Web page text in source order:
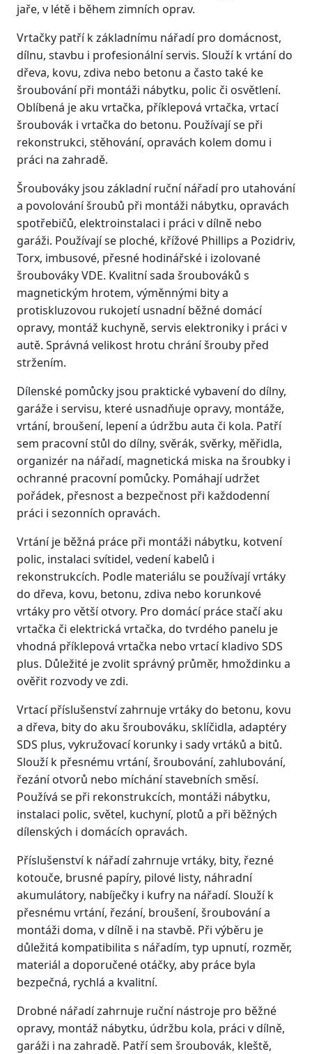
jaře, v létě i během zimních oprav.
Vrtačky patří k základnímu nářadí pro domácnost,
dílnu, stavbu i profesionální servis. Slouží k vrtání do
dřeva, kovu, zdiva nebo betonu a často také ke
šroubování při montáži nábytku, polic či osvětlení.
Oblíbená je aku vrtačka, příklepová vrtačka, vrtací
šroubovák i vrtačka do betonu. Používají se při
rekonstrukci, stěhování, opravách kolem domu i
práci na zahradě.
Šroubováky jsou základní ruční nářadí pro utahování
a povolování šroubů při montáži nábytku, opravách
spotřebičů, elektroinstalaci i práci v dílně nebo
garáži. Používají se ploché, křížové Phillips a Pozidriv,
Torx, imbusové, přesné hodinářské i izolované
šroubováky VDE. Kvalitní sada šroubováků s
magnetickým hrotem, výměnnými bity a
protiskluzovou rukojetí usnadní běžné domácí
opravy, montáž kuchyně, servis elektroniky i práci v
autě. Správná velikost hrotu chrání šrouby před
stržením.
Dílenské pomůcky jsou praktické vybavení do dílny,
garáže i servisu, které usnadňuje opravy, montáže,
vrtání, broušení, lepení a údržbu auta či kola. Patří
sem pracovní stůl do dílny, svěrák, svěrky, měřidla,
organizér na nářadí, magnetická miska na šroubky i
ochranné pracovní pomůcky. Pomáhají udržet
pořádek, přesnost a bezpečnost při každodenní
práci i sezonních opravách.
Vrtání je běžná práce při montáži nábytku, kotvení
polic, instalaci svítidel, vedení kabelů i
rekonstrukcích. Podle materiálu se používají vrtáky
do dřeva, kovu, betonu, zdiva nebo korunkové
vrtáky pro větší otvory. Pro domácí práce stačí aku
vrtačka či elektrická vrtačka, do tvrdého panelu je
vhodná příklepová vrtačka nebo vrtací kladivo SDS
plus. Důležité je zvolit správný průměr, hmoždinku a
ověřit rozvody ve zdi.
Vrtací příslušenství zahrnuje vrtáky do betonu, kovu
a dřeva, bity do aku šroubováku, sklíčidla, adaptéry
SDS plus, vykružovací korunky i sady vrtáků a bitů.
Slouží k přesnému vrtání, šroubování, zahlubování,
řezání otvorů nebo míchání stavebních směsí.
Používá se při rekonstrukcích, montáži nábytku,
instalaci polic, světel, kuchyní, plotů a při běžných
dílenských i domácích opravách.
Příslušenství k nářadí zahrnuje vrtáky, bity, řezné
kotouče, brusné papíry, pilové listy, náhradní
akumulátory, nabíječky i kufry na nářadí. Slouží k
přesnému vrtání, řezání, broušení, šroubování a
montáži doma, v dílně i na stavbě. Při výběru je
důležitá kompatibilita s nářadím, typ upnutí, rozměr,
materiál a doporučené otáčky, aby práce byla
bezpečná, rychlá a kvalitní.
Drobné nářadí zahrnuje ruční nástroje pro běžné
opravy, montáž nábytku, údržbu kola, práci v dílně,
garáži i na zahradě. Patří sem šroubovák, kleště,